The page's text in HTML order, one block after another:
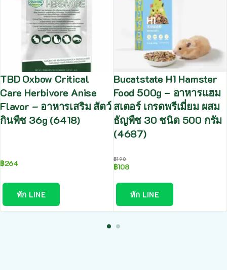
TBD Oxbow Critical
Care Herbivore Anise
Flavor – อาหารเสริม สัตว์
กินพืช 36g (6418)
฿264
ทัก LINE
Bucatstate H1 Hamster
Food 500g – อาหารแฮม
สเตอร์ เกรดพรีเมี่ยม ผสม
ธัญพืช 30 ชนิด 500 กรัม
(4687)
฿190
฿108
ทัก LINE